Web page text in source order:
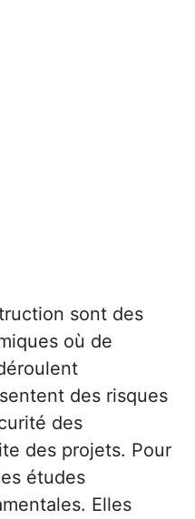
sont des
où de
des risques
des
des projets. Pour
études
Elles